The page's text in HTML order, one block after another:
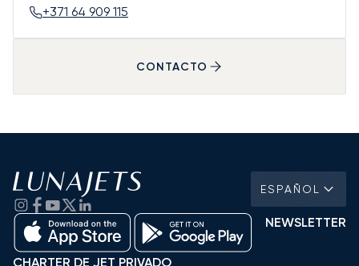
+371 64 909 115
CONTACTO
ESPAÑOL
NEWSLETTER
CHARTER DE JET PRIVADO